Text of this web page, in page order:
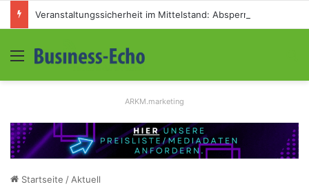
Menü
ARKM.marketing
Startseite / Aktuell